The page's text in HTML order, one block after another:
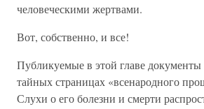
человеческими жертвами.
Вот, собственно, и все!
Публикуемые в этой главе документы
тайных страницах «всенародного
Слухи о его болезни и смерти